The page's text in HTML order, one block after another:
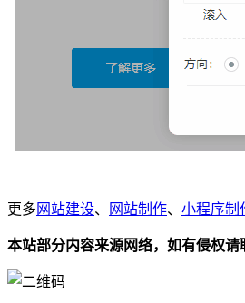
更多 网站建设、 网站制作、 小程序制
本站部分内容来源网络，如有侵权请